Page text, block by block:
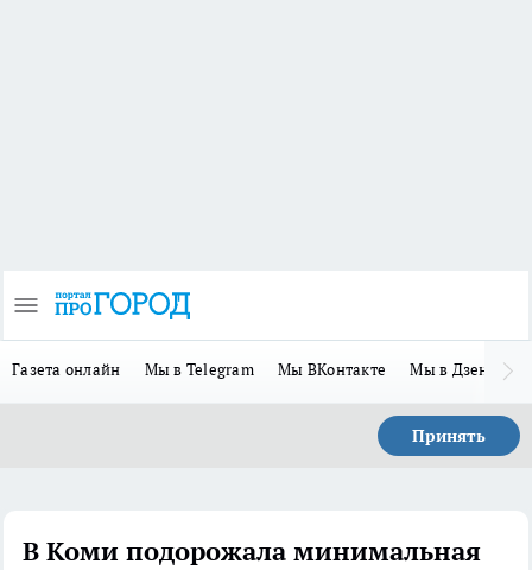
Газета онлайн Мы в Telegram Мы ВКонтакте Мы в Дзене
Принять
В Коми подорожала минимальная